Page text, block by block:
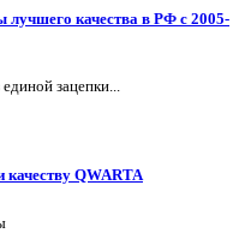
качества в РФ с 2005-
зацепки...
QWARTA